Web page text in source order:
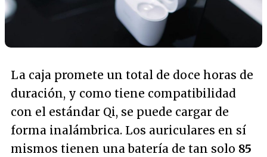
La caja promete un total de doce horas de
duración, y como tiene compatibilidad
con el estándar Qi, se puede cargar de
forma inalámbrica. Los auriculares en sí
mismos tienen una batería de tan solo 85